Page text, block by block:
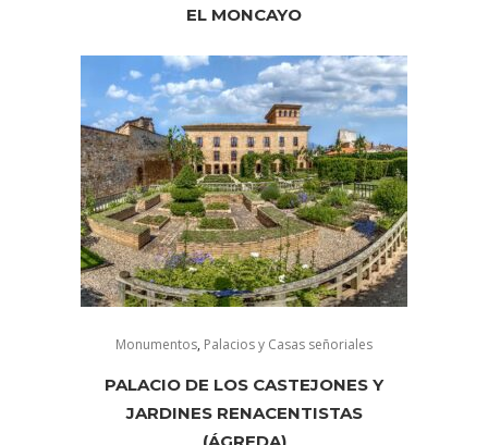
EL MONCAYO
Monumentos, Palacios y Casas señoriales
PALACIO DE LOS CASTEJONES Y
JARDINES RENACENTISTAS